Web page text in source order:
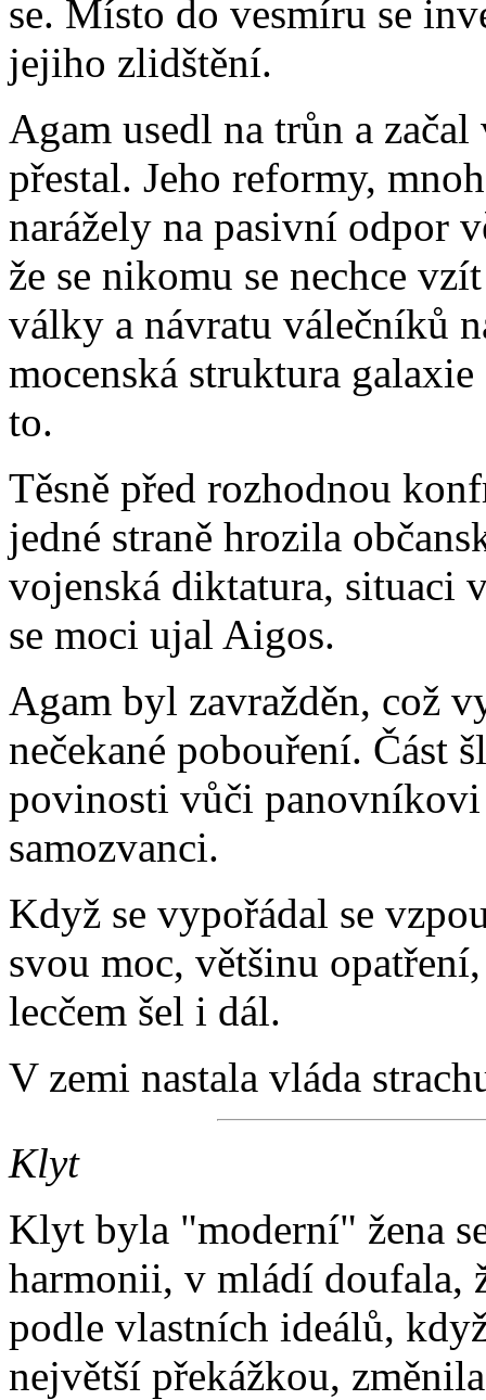
se. Místo do vesmíru se
jejiho zlidštění.
Agam usedl na trůn a
přestal. Jeho reformy,
narážely na pasivní odpor
že se nikomu se nechce
války a návratu válečníků
mocenská struktura
to.
Těsně před rozhodnou
jedné straně hrozila
vojenská diktatura, situaci
se moci ujal Aigos.
Agam byl zavražděn, což
nečekané pobouření. Část
povinosti vůči
samozvanci.
Když se vypořádal se
svou moc, většinu
lecčem šel i dál.
V zemi nastala vláda
Klyt
Klyt byla "moderní" žena
harmonii, v mládí doufala,
podle vlastních ideálů,
největší překážkou,